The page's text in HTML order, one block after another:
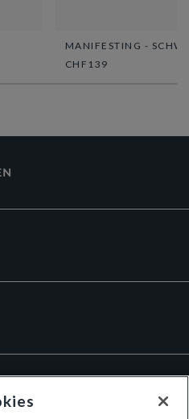
MANIFESTING -
CHF139